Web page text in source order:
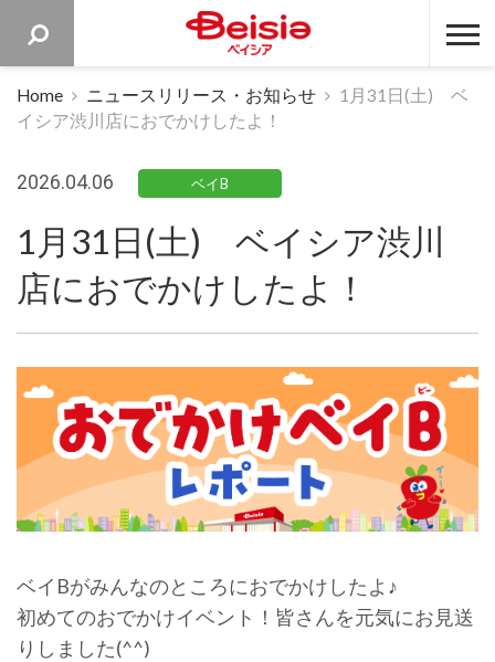
ベイシア
Home ニュースリリース・お知らせ
1月31日(土) ベ
イシア渋川店におでかけしたよ！
2026.04.06 ベイB
1月31日(土) ベイシア渋川
店におでかけしたよ！
ベイBがみんなのところにおでかけしたよ♪
初めてのおでかけイベント！皆さんを元気にお見送
りしました(^^)